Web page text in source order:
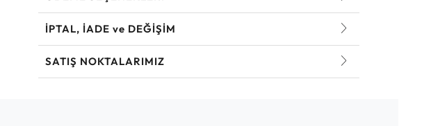
İPTAL, İADE ve DEĞİŞİM
SATIŞ NOKTALARIMIZ